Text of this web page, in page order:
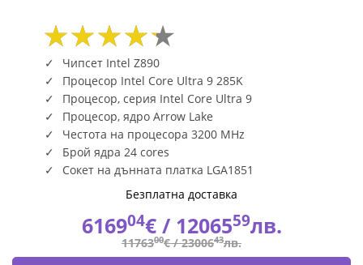
5.70
GHz),
GeForce
RTX
5090
VENTUS
Чипсет Intel Z890
Процесор Intel Core Ultra 9 285K
Процесор, серия Intel Core Ultra 9
Процесор, ядро Arrow Lake
Честота на процесора 3200 MHz
Брой ядра 24 cores
Сокет на дънната платка LGA1851
Безплатна доставка
616904€ / 1206559лв.
1176300€ /2300643лв.